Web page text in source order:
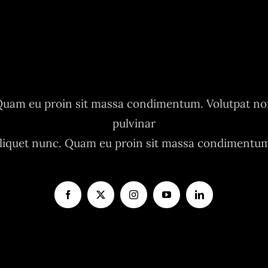
eu proin sit massa condimentum. Volutpat
pulvinar
nunc. Quam eu proin sit massa